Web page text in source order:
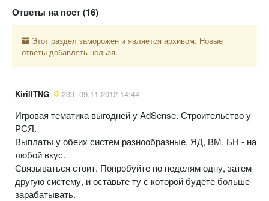
Ответы на пост (16)
Этот раздел заморожен и является архивом. Новые
ответы добавлять нельзя.
KirillTNG 239 09.11.2012 14:44
Игровая тематика выгодней у AdSense. Строительство у
РСЯ.
Выплаты у обеих систем разнообразные, ЯД, ВМ, БН - на
любой вкус.
Связываться стоит. Попробуйте по неделям одну, затем
другую систему, и оставьте ту с которой будете больше
зарабатывать.